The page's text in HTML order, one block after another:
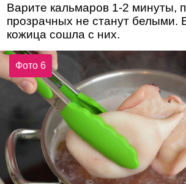
Варите кальмаров 1-2 минуты,
прозрачных не станут белыми.
кожица сошла с них.
Фото 6